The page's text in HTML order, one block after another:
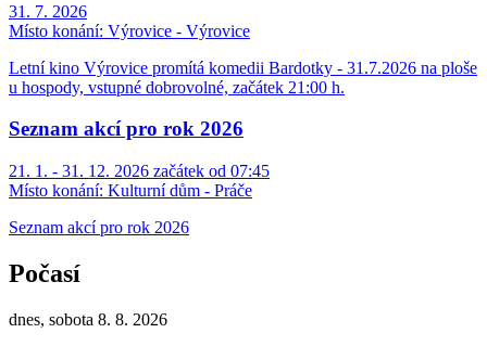
31. 7. 2026
Místo konání: Výrovice - Výrovice
Letní kino Výrovice promítá komedii Bardotky - 31.7.2026 na ploše
u hospody, vstupné dobrovolné, začátek 21:00 h.
Seznam akcí pro rok 2026
21. 1. - 31. 12. 2026 začátek od 07:45
Místo konání: Kulturní dům - Práče
Seznam akcí pro rok 2026
Počasí
dnes, sobota 8. 8. 2026